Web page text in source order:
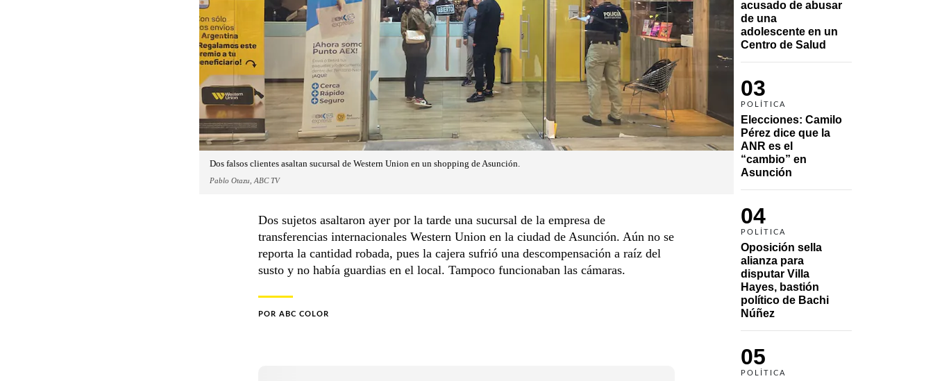
acusado de abusar
de una
adolescente en un
Centro de Salud
03
POLÍTICA
Elecciones: Camilo
Pérez dice que la
ANR es el
“cambio” en
Asunción
04
POLÍTICA
Oposición sella
alianza para
disputar Villa
Hayes, bastión
político de Bachi
Núñez
05
POLÍTICA
Dos falsos clientes asaltan sucursal de Western Union en un shopping de Asunción.
Pablo Otazu, ABC TV
Dos sujetos asaltaron ayer por la tarde una sucursal de la empresa de
transferencias internacionales Western Union en la ciudad de Asunción. Aún no se
reporta la cantidad robada, pues la cajera sufrió una descompensación a raíz del
susto y no había guardias en el local. Tampoco funcionaban las cámaras.
POR ABC COLOR